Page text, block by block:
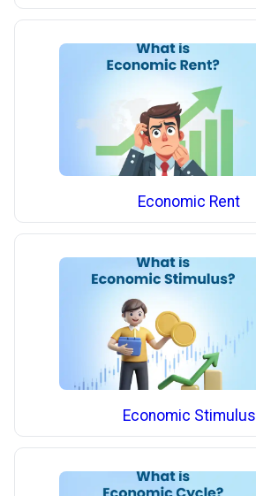
Economic Rent
Economic Stimulus